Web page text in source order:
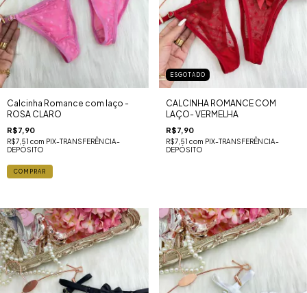
Calcinha Romance com laço -
ROSA CLARO
R$7,90
R$7,51 com PIX-TRANSFERÊNCIA-
DEPÓSITO
ESGOTADO
CALCINHA ROMANCE COM
LAÇO- VERMELHA
R$7,90
R$7,51 com PIX-TRANSFERÊNCIA-
DEPÓSITO